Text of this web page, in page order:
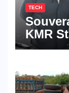
TECH
KMR